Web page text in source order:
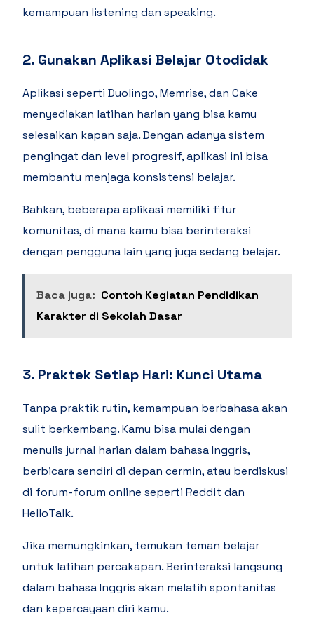
kemampuan listening dan speaking.
2. Gunakan Aplikasi Belajar Otodidak
Aplikasi seperti Duolingo, Memrise, dan Cake
menyediakan latihan harian yang bisa kamu
selesaikan kapan saja. Dengan adanya sistem
pengingat dan level progresif, aplikasi ini bisa
membantu menjaga konsistensi belajar.
Bahkan, beberapa aplikasi memiliki fitur
komunitas, di mana kamu bisa berinteraksi
dengan pengguna lain yang juga sedang belajar.
Baca juga: Contoh Kegiatan Pendidikan
Karakter di Sekolah Dasar
3. Praktek Setiap Hari: Kunci Utama
Tanpa praktik rutin, kemampuan berbahasa akan
sulit berkembang. Kamu bisa mulai dengan
menulis jurnal harian dalam bahasa Inggris,
berbicara sendiri di depan cermin, atau berdiskusi
di forum-forum online seperti Reddit dan
HelloTalk.
Jika memungkinkan, temukan teman belajar
untuk latihan percakapan. Berinteraksi langsung
dalam bahasa Inggris akan melatih spontanitas
dan kepercayaan diri kamu.